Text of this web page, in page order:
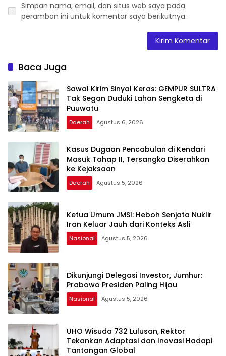
Simpan nama, email, dan situs web saya pada
peramban ini untuk komentar saya berikutnya.
Baca Juga
Sawal Kirim Sinyal Keras: GEMPUR SULTRA
Tak Segan Duduki Lahan Sengketa di
Puuwatu
Daerah Agustus 6, 2026
Kasus Dugaan Pencabulan di Kendari
Masuk Tahap II, Tersangka Diserahkan
ke Kejaksaan
Daerah Agustus 5, 2026
Ketua Umum JMSI: Heboh Senjata Nuklir
Iran Keluar Jauh dari Konteks Asli
Nasional Agustus 5, 2026
Dikunjungi Delegasi Investor, Jumhur:
Prabowo Presiden Paling Hijau
Nasional Agustus 5, 2026
UHO Wisuda 732 Lulusan, Rektor
Tekankan Adaptasi dan Inovasi Hadapi
Tantangan Global